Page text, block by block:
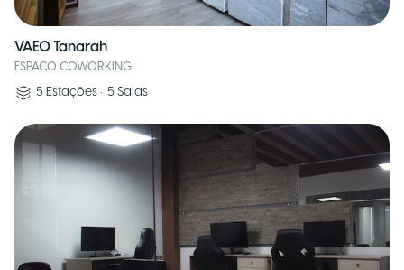
VAEO Tanarah
ESPACO COWORKING
5 Estações • 5 Salas